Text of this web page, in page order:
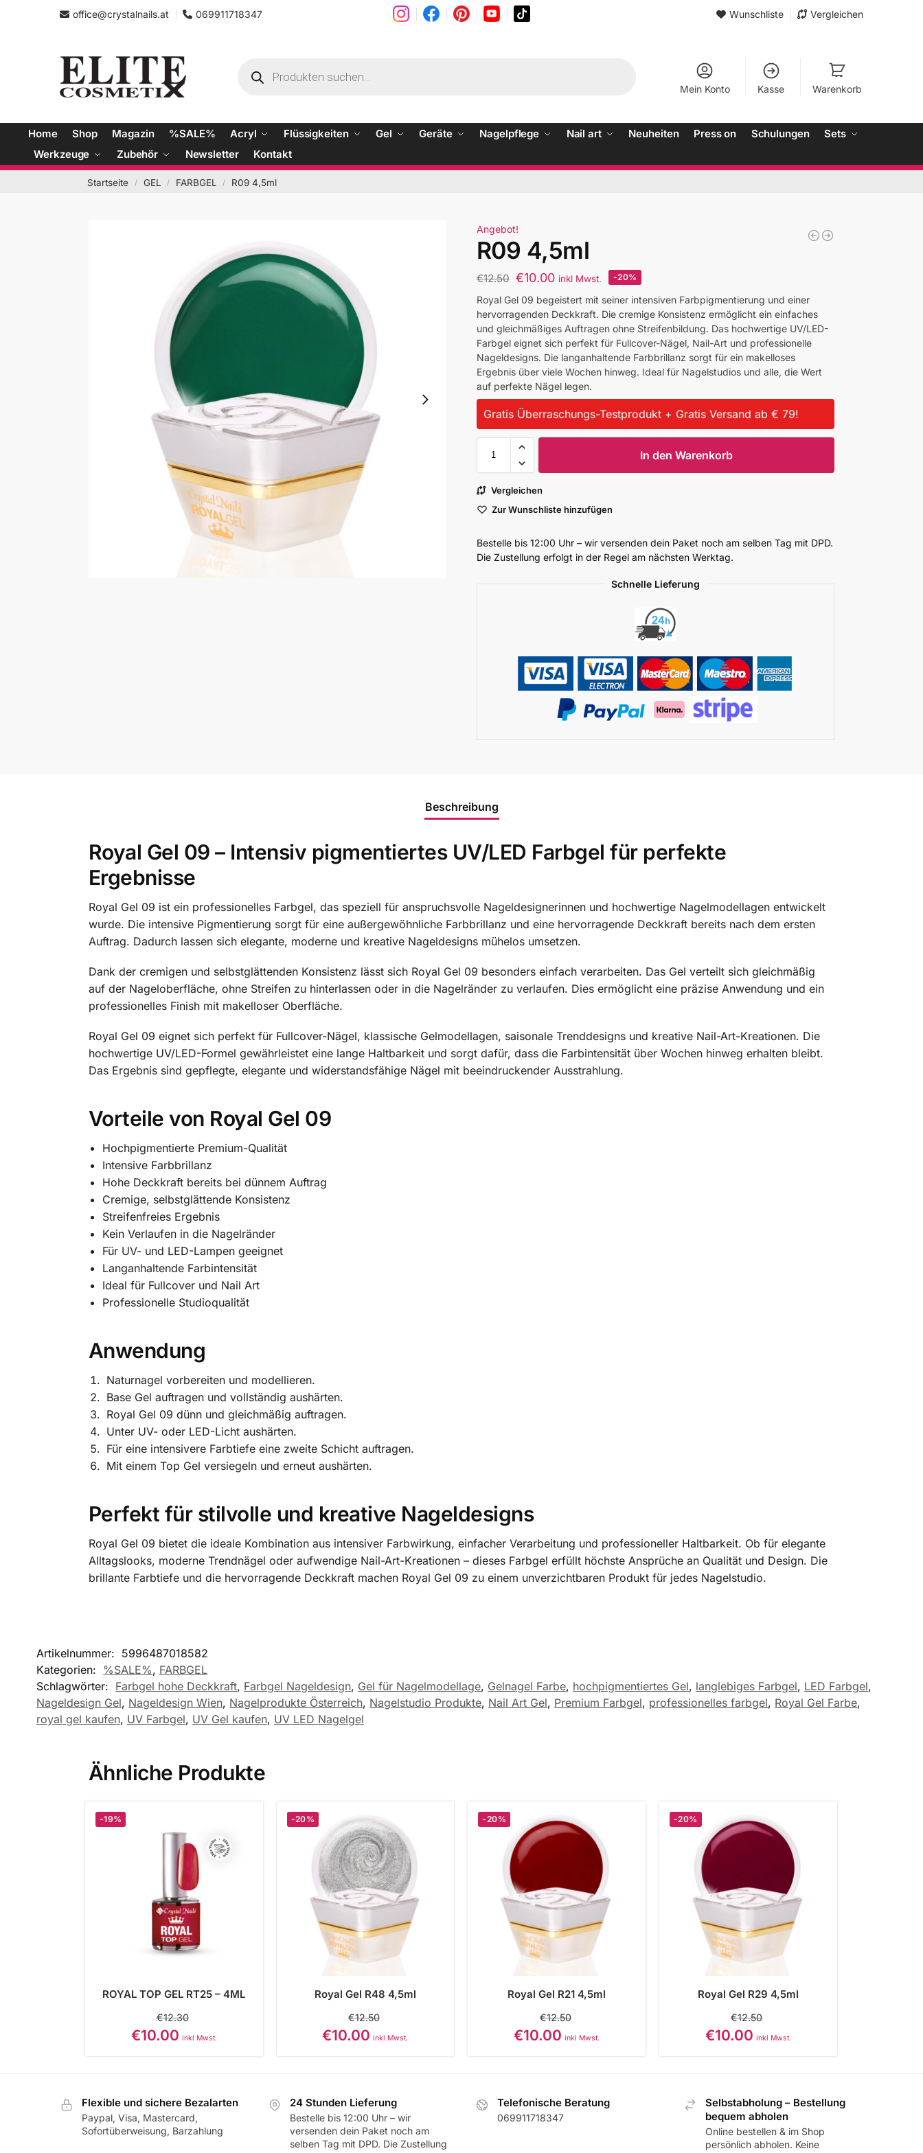
office@crystalnails.at 069911718347 Wunschliste Vergleichen
Mein Konto Kasse Warenkorb
Home Shop Magazin %SALE% Acryl Flüssigkeiten Gel Geräte Nagelpflege Nail art Neuheiten Press on Schulungen
Sets
Werkzeuge
Zubehör Newsletter Kontakt
Startseite / GEL / FARBGEL / R09 4,5ml
Angebot!
R09 4,5ml
€12.50 €10.00 inkl Mwst. -20%
Royal Gel 09 begeistert mit seiner intensiven Farbpigmentierung und einer
hervorragenden Deckkraft. Die cremige Konsistenz ermöglicht ein einfaches
und gleichmäßiges Auftragen ohne Streifenbildung. Das hochwertige UV/LED-
Farbgel eignet sich perfekt für Fullcover-Nägel, Nail-Art und professionelle
Nageldesigns. Die langanhaltende Farbbrillanz sorgt für ein makelloses
Ergebnis über viele Wochen hinweg. Ideal für Nagelstudios und alle, die Wert
auf perfekte Nägel legen.
Gratis Überraschungs-Testprodukt + Gratis Versand ab € 79!
In den Warenkorb
Vergleichen
Zur Wunschliste hinzufügen
Bestelle bis 12:00 Uhr – wir versenden dein Paket noch am selben Tag mit DPD.
Die Zustellung erfolgt in der Regel am nächsten Werktag.
Schnelle Lieferung
Beschreibung
Royal Gel 09 – Intensiv pigmentiertes UV/LED Farbgel für perfekte
Ergebnisse
Royal Gel 09 ist ein professionelles Farbgel, das speziell für anspruchsvolle Nageldesignerinnen und hochwertige Nagelmodellagen entwickelt
wurde. Die intensive Pigmentierung sorgt für eine außergewöhnliche Farbbrillanz und eine hervorragende Deckkraft bereits nach dem ersten
Auftrag. Dadurch lassen sich elegante, moderne und kreative Nageldesigns mühelos umsetzen.
Dank der cremigen und selbstglättenden Konsistenz lässt sich Royal Gel 09 besonders einfach verarbeiten. Das Gel verteilt sich gleichmäßig
auf der Nageloberfläche, ohne Streifen zu hinterlassen oder in die Nagelränder zu verlaufen. Dies ermöglicht eine präzise Anwendung und ein
professionelles Finish mit makelloser Oberfläche.
Royal Gel 09 eignet sich perfekt für Fullcover-Nägel, klassische Gelmodellagen, saisonale Trenddesigns und kreative Nail-Art-Kreationen. Die
hochwertige UV/LED-Formel gewährleistet eine lange Haltbarkeit und sorgt dafür, dass die Farbintensität über Wochen hinweg erhalten bleibt.
Das Ergebnis sind gepflegte, elegante und widerstandsfähige Nägel mit beeindruckender Ausstrahlung.
Vorteile von Royal Gel 09
Hochpigmentierte Premium-Qualität
Intensive Farbbrillanz
Hohe Deckkraft bereits bei dünnem Auftrag
Cremige, selbstglättende Konsistenz
Streifenfreies Ergebnis
Kein Verlaufen in die Nagelränder
Für UV- und LED-Lampen geeignet
Langanhaltende Farbintensität
Ideal für Fullcover und Nail Art
Professionelle Studioqualität
Anwendung
Naturnagel vorbereiten und modellieren.
Base Gel auftragen und vollständig aushärten.
Royal Gel 09 dünn und gleichmäßig auftragen.
Unter UV- oder LED-Licht aushärten.
Für eine intensivere Farbtiefe eine zweite Schicht auftragen.
Mit einem Top Gel versiegeln und erneut aushärten.
Perfekt für stilvolle und kreative Nageldesigns
Royal Gel 09 bietet die ideale Kombination aus intensiver Farbwirkung, einfacher Verarbeitung und professioneller Haltbarkeit. Ob für elegante
Alltagslooks, moderne Trendnägel oder aufwendige Nail-Art-Kreationen – dieses Farbgel erfüllt höchste Ansprüche an Qualität und Design. Die
brillante Farbtiefe und die hervorragende Deckkraft machen Royal Gel 09 zu einem unverzichtbaren Produkt für jedes Nagelstudio.
Artikelnummer: 5996487018582
Kategorien: %SALE%, FARBGEL
Schlagwörter: Farbgel hohe Deckkraft, Farbgel Nageldesign, Gel für Nagelmodellage, Gelnagel Farbe, hochpigmentiertes Gel, langlebiges Farbgel, LED Farbgel,
Nageldesign Gel, Nageldesign Wien, Nagelprodukte Österreich, Nagelstudio Produkte, Nail Art Gel, Premium Farbgel, professionelles farbgel, Royal Gel Farbe,
royal gel kaufen, UV Farbgel, UV Gel kaufen, UV LED Nagelgel
Ähnliche Produkte
-19%
ROYAL TOP GEL RT25 – 4ML
€12.30
€10.00 inkl Mwst.
-20%
Royal Gel R48 4,5ml
€12.50
€10.00 inkl Mwst.
-20%
Royal Gel R21 4,5ml
€12.50
€10.00 inkl Mwst.
-20%
Royal Gel R29 4,5ml
€12.50
€10.00 inkl Mwst.
Flexible und sichere Bezalarten
Paypal, Visa, Mastercard,
Sofortüberweisung, Barzahlung
24 Stunden Lieferung
Bestelle bis 12:00 Uhr – wir
versenden dein Paket noch am
selben Tag mit DPD. Die Zustellung
Telefonische Beratung
069911718347
Selbstabholung – Bestellung
bequem abholen
Online bestellen & im Shop
persönlich abholen. Keine